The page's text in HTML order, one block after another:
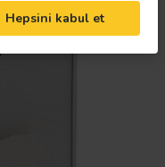
Hepsini kabul et